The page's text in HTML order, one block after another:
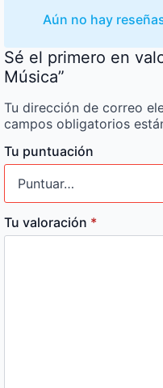
Aún no hay
Sé el primero en
Música”
Tu dirección de correo
campos obligatorios
Tu puntuación
Tu valoración *